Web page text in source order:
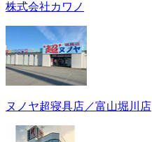
株式会社カワノ
ヌノヤ超寝具店／富山堀川店